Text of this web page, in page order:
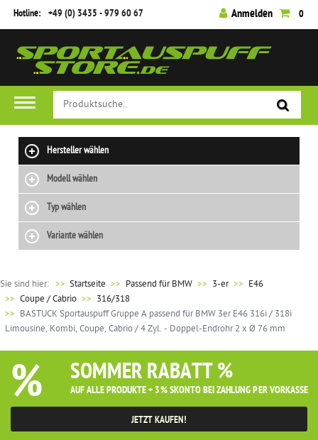
Hotline: +49 (0) 3435 - 979 60 67 Anmelden 0
Hersteller wählen
Modell wählen
Typ wählen
Variante wählen
Sie sind hier: >> Startseite Passend für BMW 3-er
E46
Coupe / Cabrio
316/318
BASTUCK Sportauspuff Gruppe A passend für BMW 3er E46 316i / 318i
Limousine, Kombi, Coupé, Cabrio / 4 Zyl. - Doppel-Endrohr 2 x Ø 76 mm
% SOMMER RABATT %
AUF ALLE PRODUKTE + 3% SKONTO BEI ZAHLUNG PER VORKASSE
JETZT KAUFEN!